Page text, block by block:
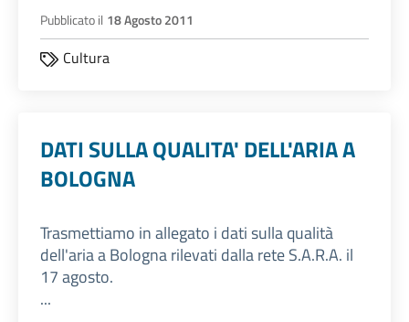
Pubblicato il 18 Agosto 2011
Cultura
DATI SULLA QUALITA' DELL'ARIA A
BOLOGNA
Trasmettiamo in allegato i dati sulla qualità
dell'aria a Bologna rilevati dalla rete S.A.R.A. il
17 agosto.
...